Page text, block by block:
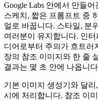
Google Labs 안에서 만들
스케치, 짧은 프롬프트 중
얼로 바꿉니다. 스타일, 분
여러분이 유지합니다. 인
디어로부터 주의가 흐트러
장의 참조 이미지와 한 줄
결과는 몇 초 안에 나옵니
기본 이미지 생성기와 달
시에 처리합니다. 참조 이